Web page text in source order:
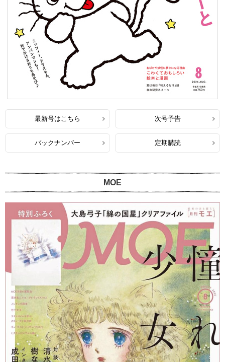
最新号はこちら 次号予告
バックナンバー 定期購読
MOE